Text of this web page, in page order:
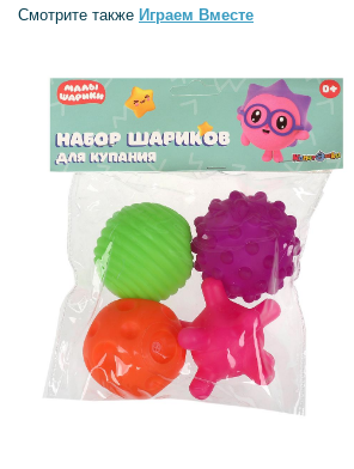
Смотрите также Играем Вместе